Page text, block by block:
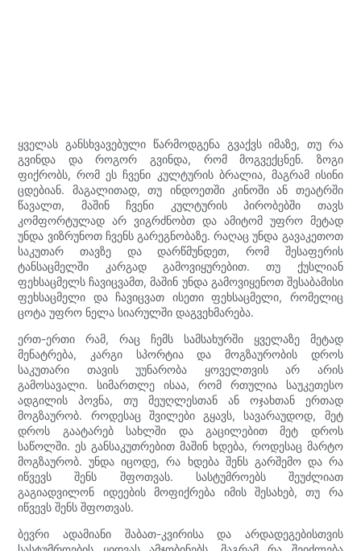
ყველას განსხვავებული წარმოდგენა გვაქვს იმაზე, თუ რა
გვინდა და როგორ გვინდა, რომ მოგვექცნენ. ზოგი
ფიქრობს, რომ ეს ჩვენი კულტურის ბრალია, მაგრამ ისინი
ცდებიან. მაგალითად, თუ ინდოეთში კინოში ან თეატრში
წავალთ, მაშინ ჩვენი კულტურის პირობებში თავს
კომფორტულად არ ვიგრძნობთ და ამიტომ უფრო მეტად
უნდა ვიზრუნოთ ჩვენს გარეგნობაზე. რაღაც უნდა გავაკეთოთ
საკუთარ თავზე და დარწმუნდეთ, რომ შესაფერის
ტანსაცმელში კარგად გამოვიყურებით. თუ ქუსლიან
ფეხსაცმელს ჩავიცვამთ, მაშინ უნდა გამოვიყენოთ შესაბამისი
ფეხსაცმელი და ჩავიცვათ ისეთი ფეხსაცმელი, რომელიც
ცოტა უფრო ნელა სიარულში დაგვეხმარება.
ერთ-ერთი რამ, რაც ჩემს სამსახურში ყველაზე მეტად
მენატრება, კარგი სპორტია და მოგზაურობის დროს
საკუთარი თავის უუნარობა ყოველთვის არ არის
გამოსავალი. სიმართლე ისაა, რომ რთულია საუკეთესო
ადგილის პოვნა, თუ მეუღლესთან ან ოჯახთან ერთად
მოგზაურობ. როდესაც შვილები გყავს, სავარაუდოდ, მეტ
დროს გაატარებ სახლში და გაცილებით მეტ დროს
საწოლში. ეს განსაკუთრებით მაშინ ხდება, როდესაც მარტო
მოგზაურობ. უნდა იცოდე, რა ხდება შენს გარშემო და რა
იწვევს შენს შფოთვას. სასტუმროებს შეუძლიათ
გაგიადვილონ იდეების მოფიქრება იმის შესახებ, თუ რა
იწვევს შენს შფოთვას.
ბევრი ადამიანი შაბათ-კვირისა და არდადეგებისთვის